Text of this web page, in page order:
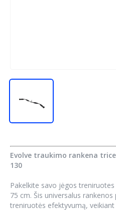
Evolve traukimo rankena
130
Pakelkite savo jėgos
75 cm. Šis universalus
treniruotės efektyvumą,